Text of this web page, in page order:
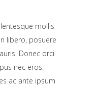
mollis
libero, posuere
Donec orci
nec eros.
ac ante ipsum